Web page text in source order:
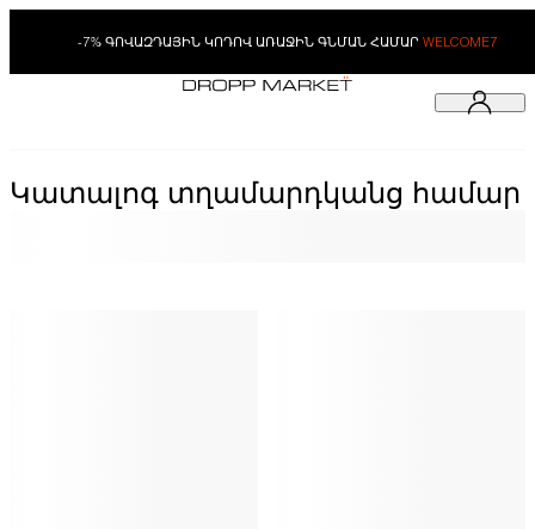
-7% ԳՈՎԱԶԴԱՅԻՆ ԿՈԴՈՎ ԱՌԱՋԻՆ ԳՆՄԱՆ ՀԱՄԱՐ WELCOME7
Կատալոգ տղամարդկանց համար